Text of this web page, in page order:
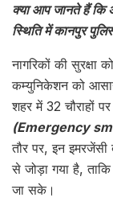
क्या आप जानते हैं कि
स्थिति में कानपुर
नागरिकों की
कम्युनिकेशन को
शहर में 32 चौराहों पर
(Emergency
तौर पर, इन
से जोड़ा गया है,
जा सके।